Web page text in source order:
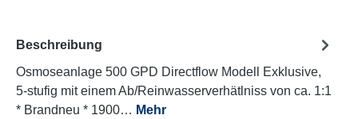
Beschreibung
Osmoseanlage 500 GPD Directflow Modell Exklusive,
5-stufig mit einem Ab/Reinwasserverhätlniss von ca. 1:1
* Brandneu * 1900… Mehr